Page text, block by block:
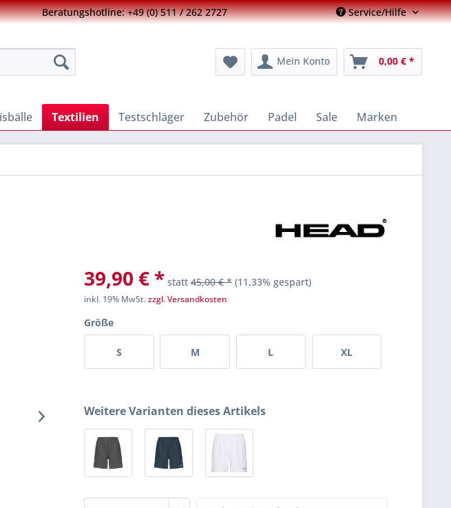
Beratungshotline: +49 (0) 511 / 262 2727 Service/Hilfe
Mein Konto 0,00 € *
Textilien Testschläger Zubehör Padel Sale Marken
39,90 € * statt45,00 € * (11,33% gespart)
inkl. 19% MwSt.zzgl. Versandkosten
Größe
S M L XL
Weitere Varianten dieses Artikels